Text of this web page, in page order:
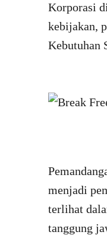
Korporasi
kebijakan,
Kebutuhan
menjadi
terlihat
tanggung